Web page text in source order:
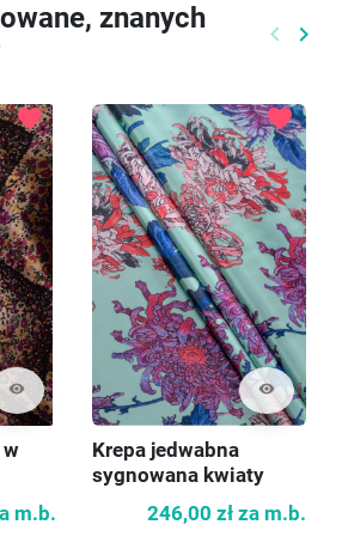
znanych
keyboard_arrow_left keyboard_arrow_right
visibility
favorite
w
m.b.
visibility
favorite
Krepa jedwabna
sygnowana kwiaty
246,00 zł za m.b.